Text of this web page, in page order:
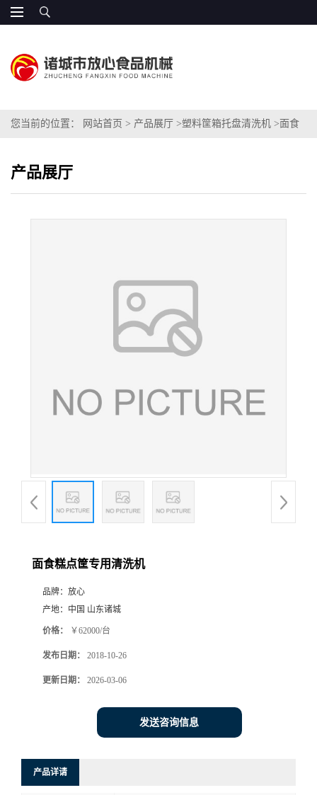
您当前的位置： 网站首页 > 产品展厅 >塑料筐箱托盘清洗机 >面食
产品展厅
面食糕点筐专用清洗机
品牌： 放心
产地： 中国 山东诸城
价格： ￥62000/台
发布日期： 2018-10-26
更新日期： 2026-03-06
发送咨询信息
产品详请